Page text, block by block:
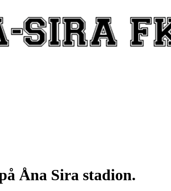
Åna Sira stadion.